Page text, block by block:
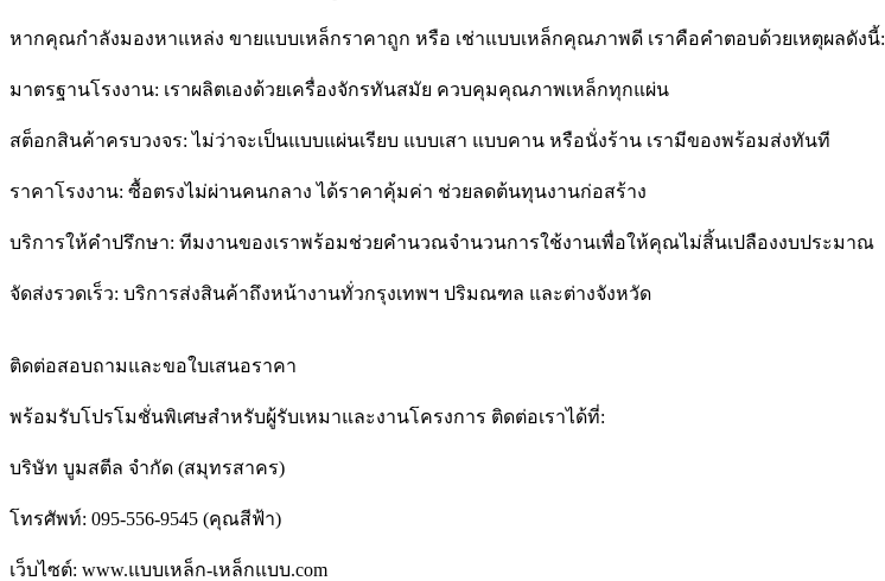
หากคุณกำลังมองหาแหล่ง ขายแบบเหล็กราคาถูก หรือ เช่าแบบเหล็กคุณภาพดี เราคือคำตอบด้วยเหตุผลดังนี้:
มาตรฐานโรงงาน: เราผลิตเองด้วยเครื่องจักรทันสมัย ควบคุมคุณภาพเหล็กทุกแผ่น
สต็อกสินค้าครบวงจร: ไม่ว่าจะเป็นแบบแผ่นเรียบ แบบเสา แบบคาน หรือนั่งร้าน เรามีของพร้อมส่งทันที
ราคาโรงงาน: ซื้อตรงไม่ผ่านคนกลาง ได้ราคาคุ้มค่า ช่วยลดต้นทุนงานก่อสร้าง
บริการให้คำปรึกษา: ทีมงานของเราพร้อมช่วยคำนวณจำนวนการใช้งานเพื่อให้คุณไม่สิ้นเปลืองงบประมาณ
จัดส่งรวดเร็ว: บริการส่งสินค้าถึงหน้างานทั่วกรุงเทพฯ ปริมณฑล และต่างจังหวัด
ติดต่อสอบถามและขอใบเสนอราคา
พร้อมรับโปรโมชั่นพิเศษสำหรับผู้รับเหมาและงานโครงการ ติดต่อเราได้ที่:
บริษัท บูมสตีล จำกัด (สมุทรสาคร)
โทรศัพท์: 095-556-9545 (คุณสีฟ้า)
เว็บไซต์: www.แบบเหล็ก-เหล็กแบบ.com